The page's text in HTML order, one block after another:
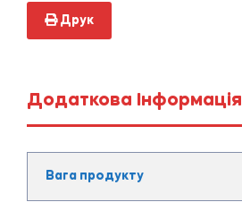
Друк
Додаткова Інформація
Вага продукту